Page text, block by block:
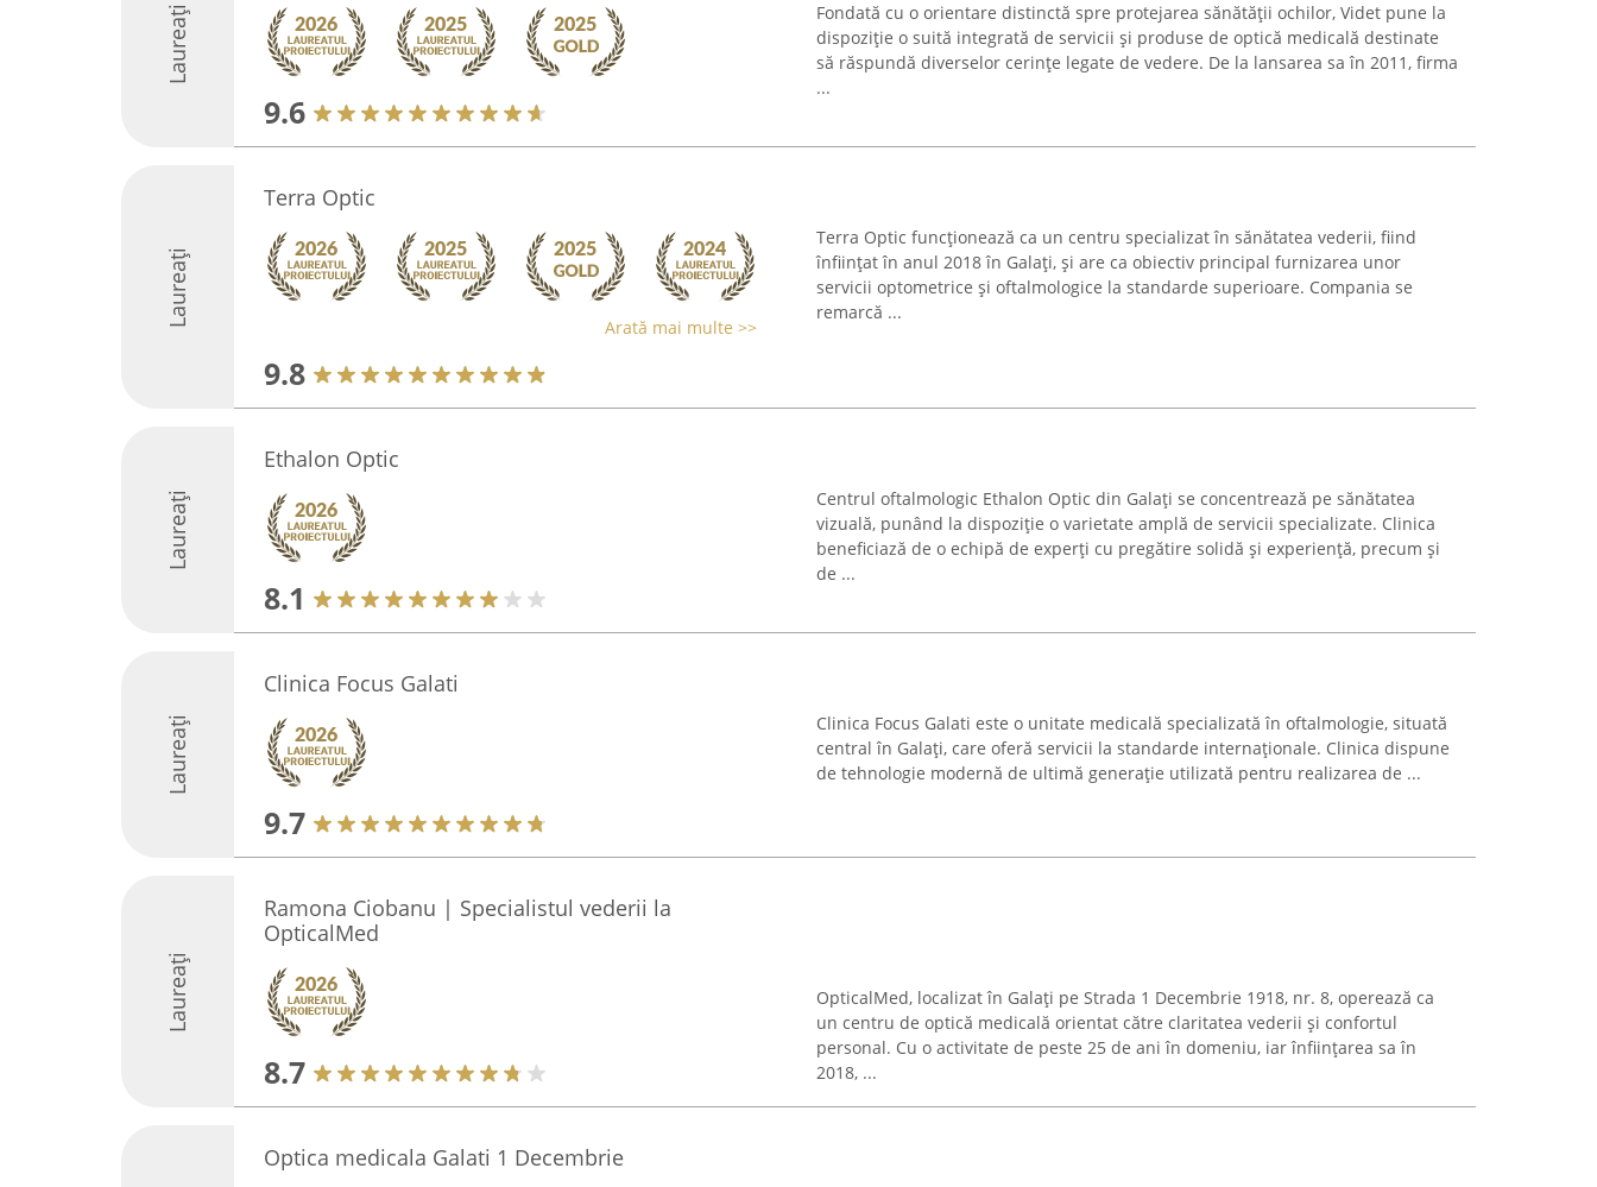
Laureați
9.6
Fondată cu o orientare distinctă spre protejarea sănătății ochilor, Videt pune la
dispoziție o suită integrată de servicii și produse de optică medicală destinate
să răspundă diverselor cerințe legate de vedere. De la lansarea sa în 2011, firma
...
Laureați
Terra Optic
Arată mai multe >>
9.8
Terra Optic funcționează ca un centru specializat în sănătatea vederii, fiind
înființat în anul 2018 în Galați, și are ca obiectiv principal furnizarea unor
servicii optometrice și oftalmologice la standarde superioare. Compania se
remarcă ...
Laureați
Ethalon Optic
8.1
Centrul oftalmologic Ethalon Optic din Galați se concentrează pe sănătatea
vizuală, punând la dispoziție o varietate amplă de servicii specializate. Clinica
beneficiază de o echipă de experți cu pregătire solidă și experiență, precum și
de ...
Laureați
Clinica Focus Galati
9.7
Clinica Focus Galati este o unitate medicală specializată în oftalmologie, situată
central în Galați, care oferă servicii la standarde internaționale. Clinica dispune
de tehnologie modernă de ultimă generație utilizată pentru realizarea de ...
Laureați
Ramona Ciobanu | Specialistul vederii la
OpticalMed
8.7
OpticalMed, localizat în Galați pe Strada 1 Decembrie 1918, nr. 8, operează ca
un centru de optică medicală orientat către claritatea vederii și confortul
personal. Cu o activitate de peste 25 de ani în domeniu, iar înființarea sa în
2018, ...
Optica medicala Galati 1 Decembrie